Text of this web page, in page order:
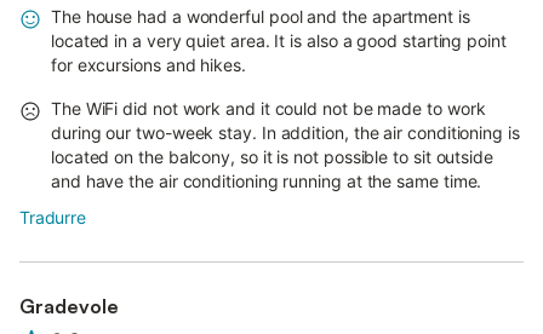
The house had a wonderful pool and the apartment is
located in a very quiet area. It is also a good starting point
for excursions and hikes.
The WiFi did not work and it could not be made to work
during our two-week stay. In addition, the air conditioning is
located on the balcony, so it is not possible to sit outside
and have the air conditioning running at the same time.
Tradurre
Gradevole